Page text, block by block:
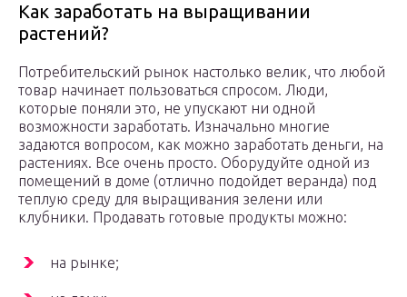
Как заработать на выращивании
растений?
Потребительский рынок настолько велик, что любой
товар начинает пользоваться спросом. Люди,
которые поняли это, не упускают ни одной
возможности заработать. Изначально многие
задаются вопросом, как можно заработать деньги, на
растениях. Все очень просто. Оборудуйте одной из
помещений в доме (отлично подойдет веранда) под
теплую среду для выращивания зелени или
клубники. Продавать готовые продукты можно:
на рынке;